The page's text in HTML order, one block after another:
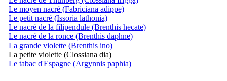
Le moyen nacré (Fabriciana adippe)
Le petit nacré (Issoria lathonia)
Le nacré de la filipendule (Brenthis hecate)
Le nacré de la ronce (Brenthis daphne)
La grande violette (Brenthis ino)
La petite violette (Clossiana dia)
Le tabac d'Espagne (Argynnis paphia)